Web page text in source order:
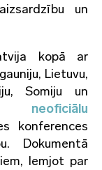
un
kopā ar
Lietuvu,
Somiju un
neoficiālu
konferences
Dokumentā
lemjot par